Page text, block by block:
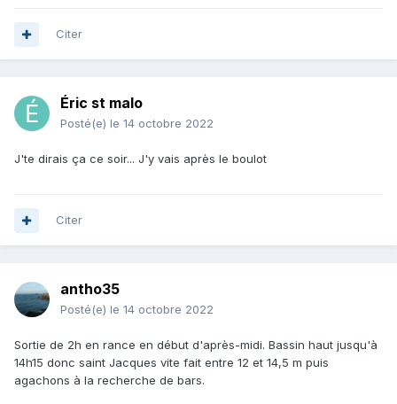
Citer
Éric st malo
Posté(e) le 14 octobre 2022
J'te dirais ça ce soir... J'y vais après le boulot
Citer
antho35
Posté(e) le 14 octobre 2022
Sortie de 2h en rance en début d'après-midi. Bassin haut jusqu'à
14h15 donc saint Jacques vite fait entre 12 et 14,5 m puis
agachons à la recherche de bars.